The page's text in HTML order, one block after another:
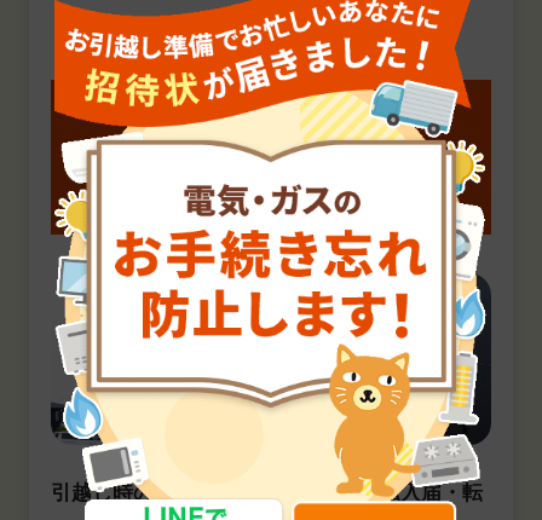
03
住民票を「移さなくても良いケース」
と 「移さないことのデメリット」
引越し時の住民票手続き（転出届・転入届・転